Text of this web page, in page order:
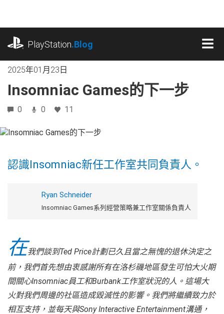
內
PlayStation.Blog
2025年01月23日
Insomniac Games的下一步
0 0 11
認識Insomniac新任工作室共同負責人。
Ryan Schneider
Insomniac Games系列經營策略兼工作室關係負責人
在我們談到Ted Price計劃已久且當之無愧的退休決定之
前，我們首先想由衷感謝所有在洛杉磯地區發生可怕大火期
間關心Insomniac員工和Burbank工作室狀況的人。這場大
火對我們周邊的社區造成毀滅性的影響。我們將繼續致力於
相互支持，並每天與Sony Interactive Entertainment溝通，